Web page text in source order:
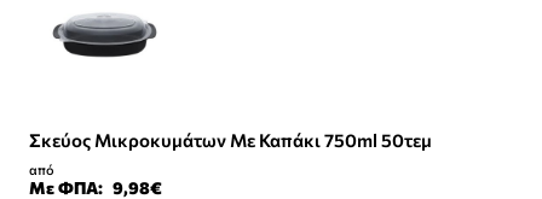
Σκεύος Μικροκυμάτων Με Καπάκι 750ml 50τεμ
από
Με ΦΠΑ: 9,98€